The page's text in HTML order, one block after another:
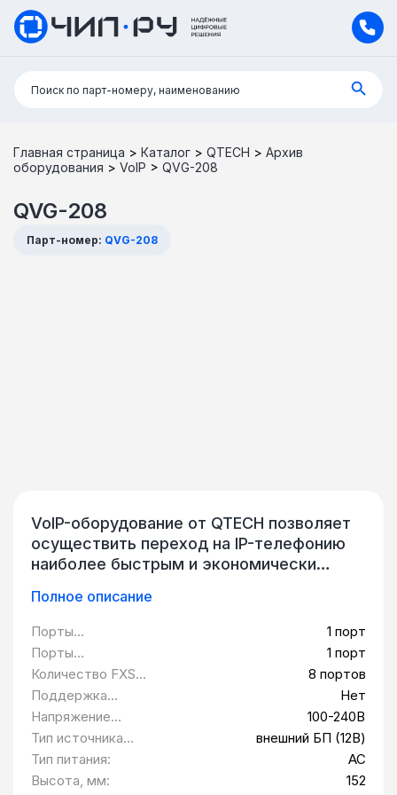
Поиск:
Поиск по парт-номеру, наименованию
Главная страница > Каталог > QTECH > Архив
оборудования > VoIP > QVG-208
QVG-208
Парт-номер: QVG-208
VoIP-оборудование от QTECH позволяет
осуществить переход на IP-телефонию
наиболее быстрым и экономически
подключения устройств традиционной
телефонии – аналоговых телефонов и
факсимильных аппаратов – к цифровым
сетям передачи данных для организации
передачи голосового трафика по IP-
сетям. IP-телефония завоевала
популярность на рынке услуг связи
благодаря ряду неоспоримых
преимуществ, а голосовые шлюзы
позволяют пользоваться всеми ее
Полное описание
Порты
10/100/1000BASE-
T (LAN):
1 порт
Порты
10/100/1000BASE-
T (WAN):
1 порт
Количество FXS
портов:
8 портов
Поддержка
функции
маршрутизации:
Нет
Напряжение
питания:
100-240В
Тип источника
питания:
внешний БП (12В)
Тип питания:
AC
Высота, мм:
152